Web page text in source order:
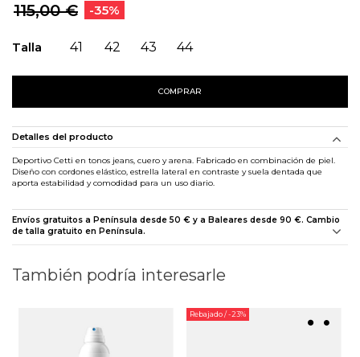
115,00 €
-35%
Talla 41 42 43 44
COMPRAR
Detalles del producto
Deportivo Cetti en tonos jeans, cuero y arena. Fabricado en combinación de piel.
Diseño con cordones elástico, estrella lateral en contraste y suela dentada que
aporta estabilidad y comodidad para un uso diario.
Envíos gratuitos a Península desde 50 € y a Baleares desde 90 €. Cambio
de talla gratuito en Península.
También podría interesarle
Rebajado/ -23%